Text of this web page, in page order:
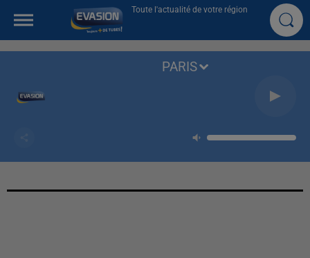
Toute l'actualité de votre région
PARIS